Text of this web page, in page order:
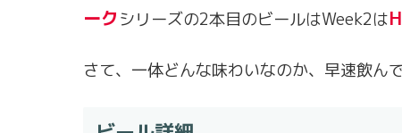
ーク シリーズの2本目のビールはWeek2は
さて、一体どんな味わいなのか、早速飲ん